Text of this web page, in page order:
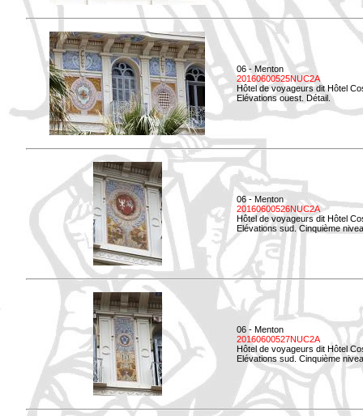
06 - Menton
20160600525NUC2A
Hôtel de voyageurs dit Hôtel
Elévations ouest. Détail.
06 - Menton
20160600526NUC2A
Hôtel de voyageurs dit Hôtel
Elévations sud. Cinquième
06 - Menton
20160600527NUC2A
Hôtel de voyageurs dit Hôtel
Elévations sud. Cinquième